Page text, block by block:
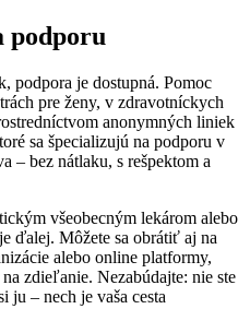
podporu
podpora je dostupná. Pomoc
pre ženy, v zdravotníckych
anonymných liniek
sa špecializujú na podporu v
– bez nátlaku, s rešpektom a
všeobecným lekárom alebo
ďalej. Môžete sa obrátiť aj na
alebo online platformy,
zdieľanie. Nezabúdajte: nie ste
ju – nech je vaša cesta